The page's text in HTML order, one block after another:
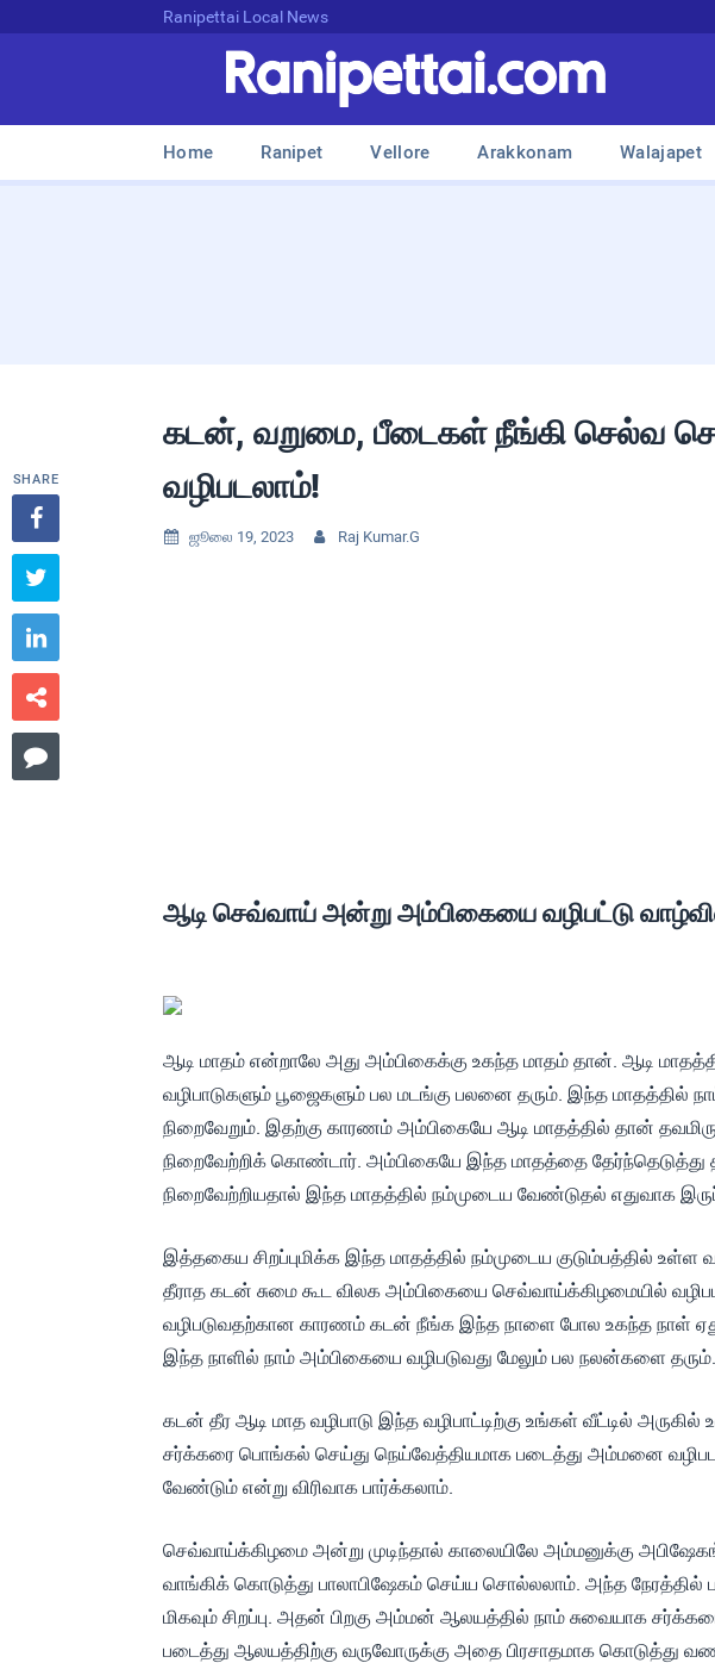
Ranipettai Local News
Home Ranipet Vellore Arakkonam Walajapet
கடன், வறுமை, பீடைகள் நீங்கி செல்வ
வழிபடலாம்!
 ஜூலை 19, 2023  Raj Kumar.G
ஆடி செவ்வாய் அன்று அம்பிகையை வழிபட்டு
ஆடி மாதம் என்றாலே அது அம்பிகைக்கு உகந்த மாதம் தான். ஆடி
வழிபாடுகளும் பூஜைகளும் பல மடங்கு பலனை தரும். இந்த மாதத்தில்
நிறைவேறும். இதற்கு காரணம் அம்பிகையே ஆடி மாதத்தில் தான்
நிறைவேற்றிக் கொண்டார். அம்பிகையே இந்த மாதத்தை
நிறைவேற்றியதால் இந்த மாதத்தில் நம்முடைய வேண்டுதல் எதுவாக
இத்தகைய சிறப்புமிக்க இந்த மாதத்தில் நம்முடைய குடும்பத்தில்
தீராத கடன் சுமை கூட விலக அம்பிகையை செவ்வாய்க்கிழமையில்
வழிபடுவதற்கான காரணம் கடன் நீங்க இந்த நாளை போல உகந்த நாள்
இந்த நாளில் நாம் அம்பிகையை வழிபடுவது மேலும் பல நலன்களை தரும்.
கடன் தீர ஆடி மாத வழிபாடு இந்த வழிபாட்டிற்கு உங்கள் வீட்டில்
சர்க்கரை பொங்கல் செய்து நெய்வேத்தியமாக படைத்து அம்மனை
வேண்டும் என்று விரிவாக பார்க்கலாம்.
செவ்வாய்க்கிழமை அன்று முடிந்தால் காலையிலே அம்மனுக்கு
வாங்கிக் கொடுத்து பாலாபிஷேகம் செய்ய சொல்லலாம். அந்த நேரத்தில்
மிகவும் சிறப்பு. அதன் பிறகு அம்மன் ஆலயத்தில் நாம் சுவையாக
படைத்து ஆலயத்திற்கு வருவோருக்கு அதை பிரசாதமாக கொடுத்து
SHARE




